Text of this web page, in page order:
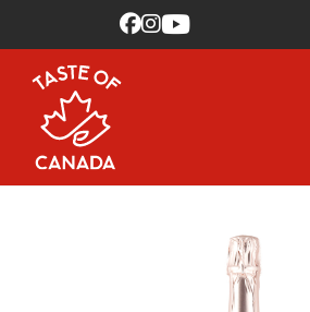
